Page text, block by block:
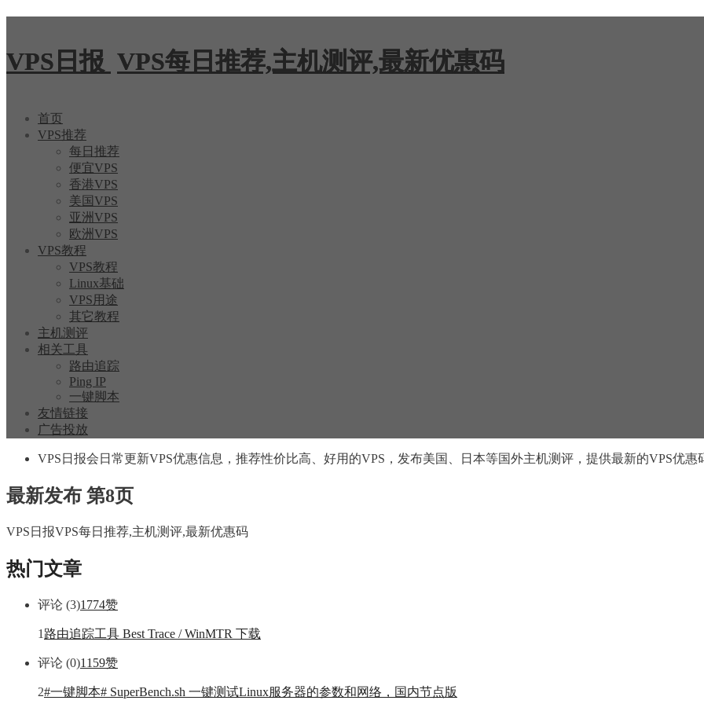
VPS日报 VPS每日推荐,主机测评,最新优惠码
首页
VPS推荐
每日推荐
便宜VPS
香港VPS
美国VPS
亚洲VPS
欧洲VPS
VPS教程
VPS教程
Linux基础
VPS用途
其它教程
主机测评
相关工具
路由追踪
Ping IP
一键脚本
友情链接
广告投放
VPS日报会日常更新VPS优惠信息，推荐性价比高、好用的VPS，发布美国、日本等国外主机测评，提供最新的VPS优惠
最新发布 第8页
VPS日报VPS每日推荐,主机测评,最新优惠码
热门文章
评论 (3)1774赞
1 路由追踪工具 Best Trace / WinMTR 下载
评论 (0)1159赞
2#一键脚本# SuperBench.sh 一键测试Linux服务器的参数和网络，国内节点版